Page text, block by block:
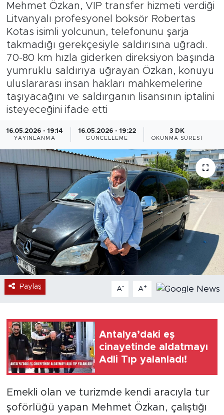
Mehmet Özkan, VIP transfer hizmeti verdiği
Litvanyalı profesyonel boksör Robertas
Kotas isimli yolcunun, telefonunu şarja
takmadığı gerekçesiyle saldırısına uğradı.
70-80 km hızla giderken direksiyon başında
yumruklu saldırıya uğrayan Özkan, konuyu
uluslararası insan hakları mahkemelerine
taşıyacağını ve saldırganın lisansının iptalini
isteyeceğini ifade etti
16.05.2026 - 19:14
YAYINLANMA
16.05.2026 - 19:22
GÜNCELLEME
3 DK
OKUNMA SÜRESI
Paylaş A- A+
Antalya’daki eş
cinayetinde aldatmayı
Adli Tıp yalanladı!
Emekli olan ve turizmde kendi aracıyla tur
şoförlüğü yapan Mehmet Özkan, çalıştığı